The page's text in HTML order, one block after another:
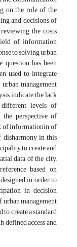
on the role of the
and decisions of
the costs
of information
to solving urban
question has been
used to integrate
management
indicate the lack
levels of
the perspective of
of informationin of
in this
to create and
data of the city,
based on
in order to
in decision
management
to create a standard
access and